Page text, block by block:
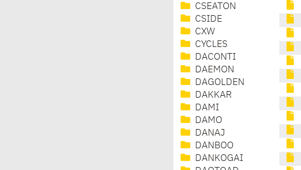
CSEATON
CSIDE
CXW
CYCLES
DACONTI
DAEMON
DAGOLDEN
DAKKAR
DAMI
DAMO
DANAJ
DANBOO
DANKOGAI